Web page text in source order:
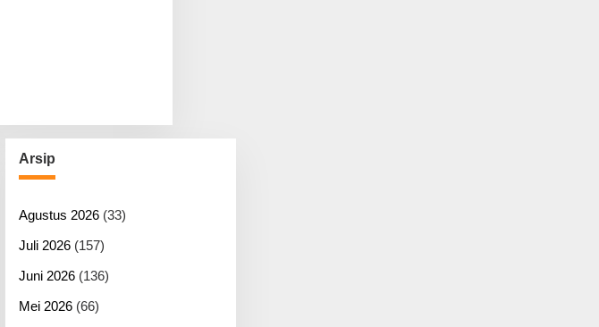
Arsip
Agustus 2026(33)
Juli 2026(157)
Juni 2026(136)
Mei 2026(66)